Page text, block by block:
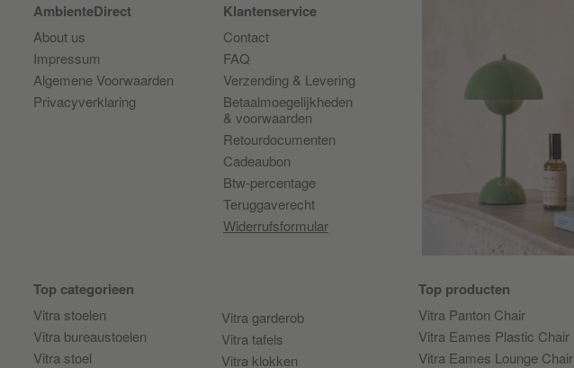
AmbienteDirect
About us
Impressum
Algemene Voorwaarden
Privacyverklaring
Klantenservice
Contact
FAQ
Verzending & Levering
Betaalmoegelijkheden
& voorwaarden
Retourdocumenten
Cadeaubon
Btw-percentage
Teruggaverecht
Widerrufsformular
Top categorieen
Vitra stoelen
Vitra bureaustoelen
Vitra stoel
Vitra garderob
Vitra tafels
Vitra klokken
Top producten
Vitra Panton Chair
Vitra Eames Plastic Chair
Vitra Eames Lounge Chair